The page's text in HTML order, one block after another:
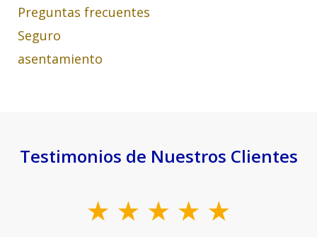
Preguntas frecuentes
Seguro
asentamiento
Testimonios de Nuestros Clientes